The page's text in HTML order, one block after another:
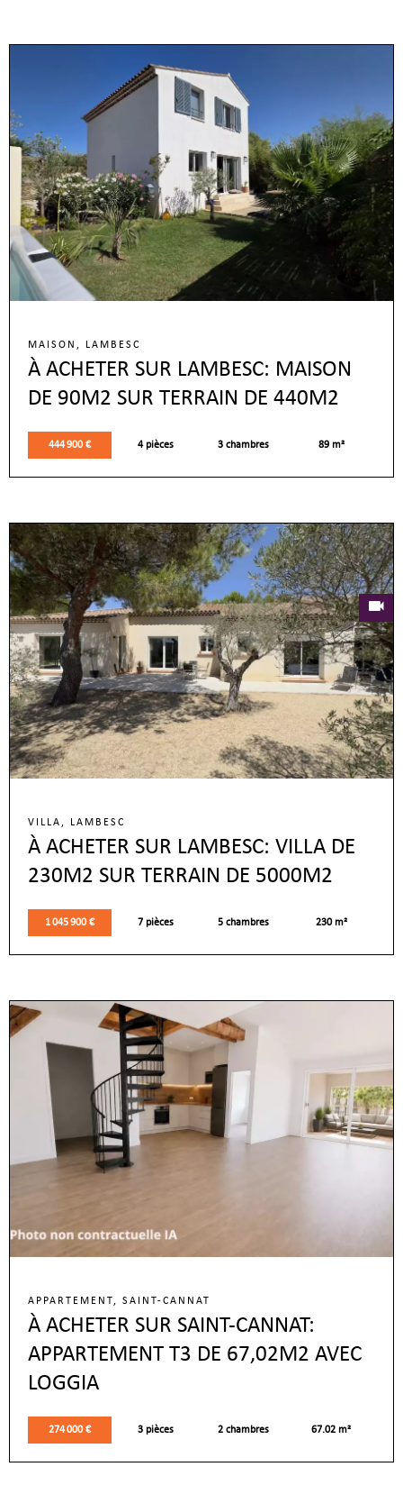
MAISON, LAMBESC
À ACHETER SUR LAMBESC: MAISON
DE 90M2 SUR TERRAIN DE 440M2
444 900 € 4 pièces 3 chambres 89 m²
VILLA, LAMBESC
À ACHETER SUR LAMBESC: VILLA DE
230M2 SUR TERRAIN DE 5000M2
1 045 900 € 7 pièces 5 chambres 230 m²
APPARTEMENT, SAINT-CANNAT
À ACHETER SUR SAINT-CANNAT:
APPARTEMENT T3 DE 67,02M2 AVEC
LOGGIA
274 000 € 3 pièces 2 chambres 67.02 m²